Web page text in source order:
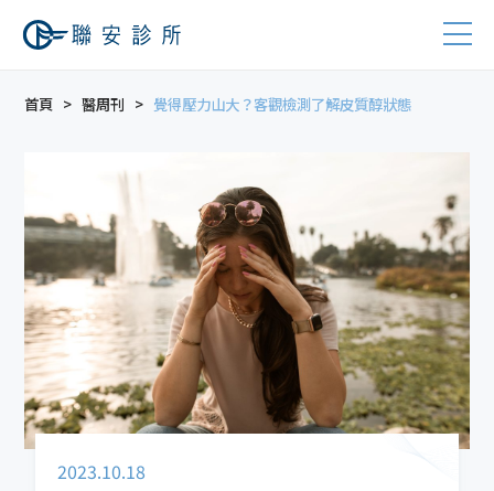
首頁 醫周刊 覺得壓力山大？客觀檢測了解皮質醇狀態
2023.10.18